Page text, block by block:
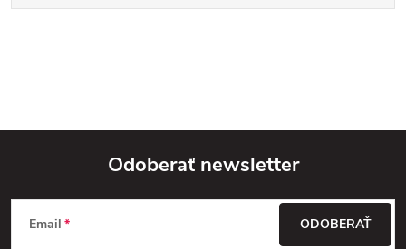
Z
Odoberať newsletter
Email ODOBERAŤ